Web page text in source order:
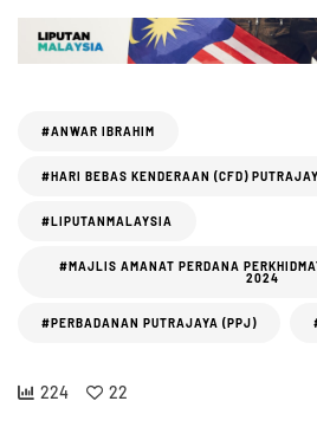
#ANWAR IBRAHIM
#HARI BEBAS KENDERAAN (CFD)
#LIPUTANMALAYSIA
#MAJLIS AMANAT PERDANA
2024
#PERBADANAN PUTRAJAYA (PPJ)
224 22